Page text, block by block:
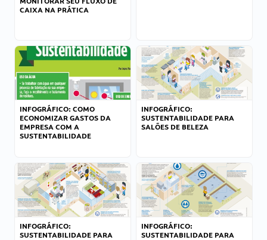
CAIXA NA PRÁTICA
INFOGRÁFICO: COMO
ECONOMIZAR GASTOS DA
EMPRESA COM A
SUSTENTABILIDADE
INFOGRÁFICO:
SUSTENTABILIDADE PARA
SALÕES DE BELEZA
INFOGRÁFICO:
SUSTENTABILIDADE PARA
INFOGRÁFICO:
SUSTENTABILIDADE PARA